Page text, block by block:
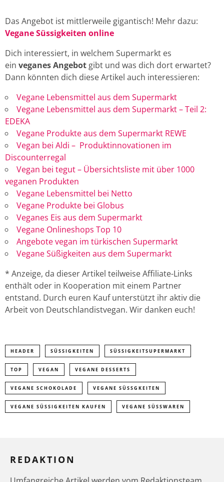
Das Angebot ist mittlerweile gigantisch! Mehr dazu:
Vegane Süssigkeiten online
Dich interessiert, in welchem Supermarkt es
ein veganes Angebot gibt und was dich dort erwartet?
Dann könnten dich diese Artikel auch interessieren:
Vegane Lebensmittel aus dem Supermarkt
Vegane Lebensmittel aus dem Supermarkt – Teil 2:
EDEKA
Vegane Produkte aus dem Supermarkt REWE
Vegan bei Aldi – Produktinnovationen im
Discounterregal
Vegan bei tegut – Übersichtsliste mit über 1000
veganen Produkten
Vegane Lebensmittel bei Netto
Vegane Produkte bei Globus
Veganes Eis aus dem Supermarkt
Vegane Onlineshops Top 10
Angebote vegan im türkischen Supermarkt
Vegane Süßigkeiten aus dem Supermarkt
* Anzeige, da dieser Artikel teilweise Affiliate-Links
enthält oder in Kooperation mit einem Partner
entstand. Durch euren Kauf unterstützt ihr aktiv die
Arbeit von Deutschlandistvegan. Wir danken euch!
HEADER SÜSSIGKEITEN SÜSSIGKEITSUPERMARKT
TOP VEGAN VEGANE DESSERTS
VEGANE SCHOKOLADE VEGANE SÜSSGKEITEN
VEGANE SÜSSIGKEITEN KAUFEN VEGANE SÜSSWAREN
REDAKTION